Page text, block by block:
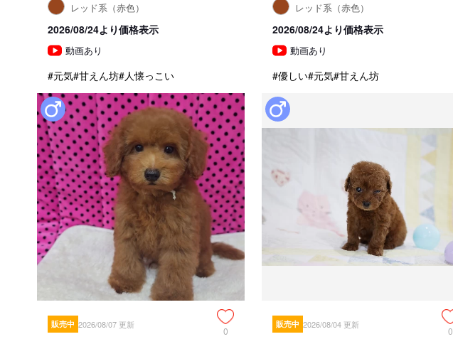
レッド系（赤色）
2026/08/24より価格表示
動画あり
#元気#甘えん坊#人懐っこい
レッド系（赤色）
2026/08/24より価格表示
動画あり
#優しい#元気#甘えん坊
販売中 2026/08/07 更新
0
販売中 2026/08/04 更新
0